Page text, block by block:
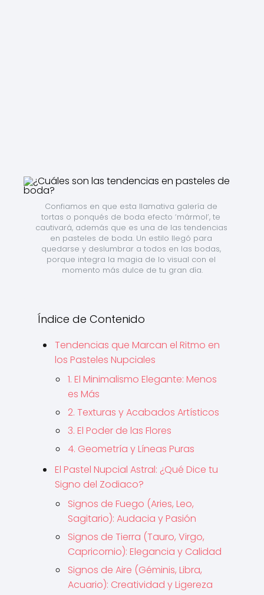
Confiamos en que esta llamativa galería de
tortas o ponqués de boda efecto ‘mármol’, te
cautivará, además que es una de las tendencias
en pasteles de boda. Un estilo llegó para
quedarse y deslumbrar a todos en las bodas,
porque integra la magia de lo visual con el
momento más dulce de tu gran día.
Índice de Contenido
Tendencias que Marcan el Ritmo en
los Pasteles Nupciales
1. El Minimalismo Elegante: Menos
es Más
2. Texturas y Acabados Artísticos
3. El Poder de las Flores
4. Geometría y Líneas Puras
El Pastel Nupcial Astral: ¿Qué Dice tu
Signo del Zodiaco?
Signos de Fuego (Aries, Leo,
Sagitario): Audacia y Pasión
Signos de Tierra (Tauro, Virgo,
Capricornio): Elegancia y Calidad
Signos de Aire (Géminis, Libra,
Acuario): Creatividad y Ligereza